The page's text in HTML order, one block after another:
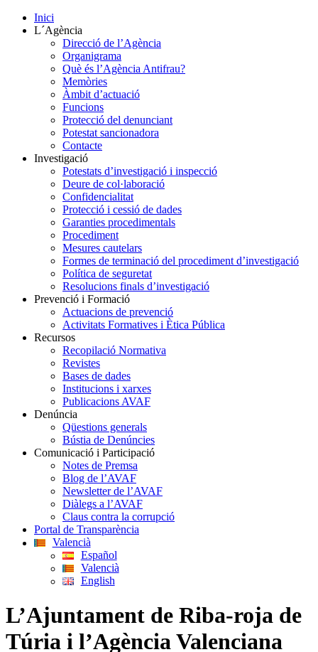
Inici
L´Agència
Direcció de l’Agència
Organigrama
Què és l’Agència Antifrau?
Memòries
Àmbit d’actuació
Funcions
Protecció del denunciant
Potestat sancionadora
Contacte
Investigació
Potestats d’investigació i inspecció
Deure de col·laboració
Confidencialitat
Protecció i cessió de dades
Garanties procedimentals
Procediment
Mesures cautelars
Formes de terminació del procediment d’investigació
Política de seguretat
Resolucions finals d’investigació
Prevenció i Formació
Actuacions de prevenció
Activitats Formatives i Ètica Pública
Recursos
Recopilació Normativa
Revistes
Bases de dades
Institucions i xarxes
Publicacions AVAF
Denúncia
Qüestions generals
Bústia de Denúncies
Comunicació i Participació
Notes de Premsa
Blog de l’AVAF
Newsletter de l’AVAF
Diàlegs a l’AVAF
Claus contra la corrupció
Portal de Transparència
Valencià
Español
Valencià
English
L’Ajuntament de Riba-roja de
Túria i l’Agència Valenciana